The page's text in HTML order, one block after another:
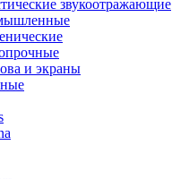
звукоотражающие
и экраны